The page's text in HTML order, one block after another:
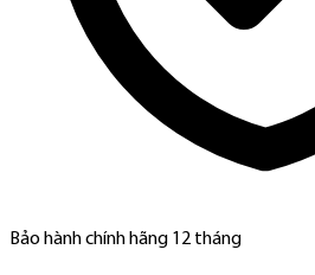
Bảo hành chính hãng 12 tháng